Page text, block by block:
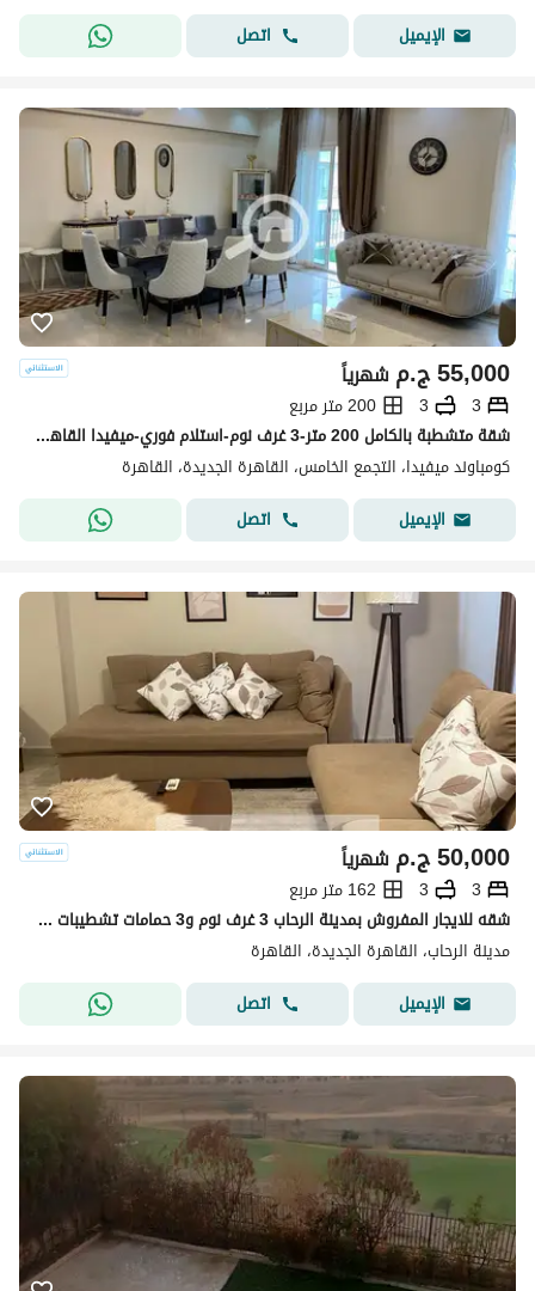
الإيميل
اتصل
ج.م55,000 شهرياً
3
3
200 متر مربع
شقة متشطبة بالكامل 200 متر-3 غرف نوم-استلام فوري-ميفيدا القاهرة الجديدة
كومباوند ميفيدا، التجمع الخامس، القاهرة الجديدة، القاهرة
الإيميل
اتصل
ج.م50,000 شهرياً
3
3
162 متر مربع
شقه للايجار المفروش بمدينة الرحاب 3 غرف نوم و3 حمامات تشطيبات خاصه فرش مودرن واضائات حديثه الشقه دور رابع باسانسير
مدينة الرحاب، القاهرة الجديدة، القاهرة
الإيميل
اتصل